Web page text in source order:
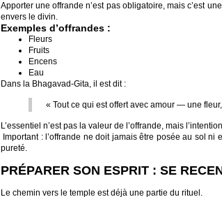
Apporter une offrande n’est pas obligatoire, mais c’est
envers le divin.
Exemples d’offrandes :
Fleurs
Fruits
Encens
Eau
Dans la Bhagavad-Gita, il est dit :
« Tout ce qui est offert avec amour — une
L’essentiel n’est pas la valeur de l’offrande, mais
Important : l’offrande ne doit jamais être posée au sol
pureté.
PRÉPARER SON ESPRIT : SE
Le chemin vers le temple est déjà une partie du rituel.